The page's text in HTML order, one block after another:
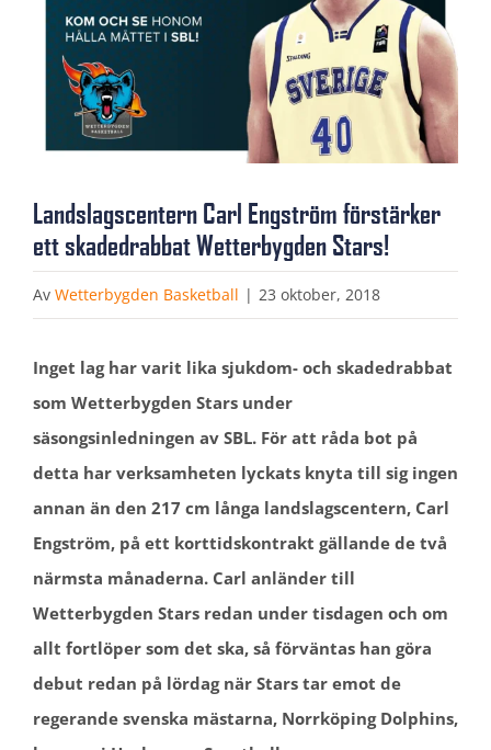
Landslagscentern Carl Engström förstärker
ett skadedrabbat Wetterbygden Stars!
Av Wetterbygden Basketball | 23 oktober, 2018
Inget lag har varit lika sjukdom- och skadedrabbat
som Wetterbygden Stars under
säsongsinledningen av SBL. För att råda bot på
detta har verksamheten lyckats knyta till sig ingen
annan än den 217 cm långa landslagscentern, Carl
Engström, på ett korttidskontrakt gällande de två
närmsta månaderna. Carl anländer till
Wetterbygden Stars redan under tisdagen och om
allt fortlöper som det ska, så förväntas han göra
debut redan på lördag när Stars tar emot de
regerande svenska mästarna, Norrköping Dolphins,